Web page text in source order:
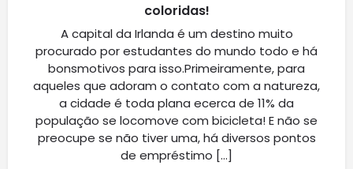
coloridas!
A capital da Irlanda é um destino muito
procurado por estudantes do mundo todo e há
bonsmotivos para isso.Primeiramente, para
aqueles que adoram o contato com a natureza,
a cidade é toda plana ecerca de 11% da
população se locomove com bicicleta! E não se
preocupe se não tiver uma, há diversos pontos
de empréstimo […]